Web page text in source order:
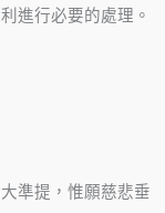
進行必要的處理。
準提，惟願慈悲垂